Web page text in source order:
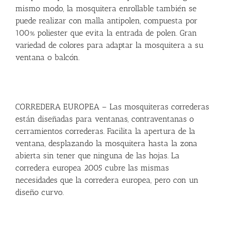
mismo modo, la mosquitera enrollable también se
puede realizar con malla antipolen, compuesta por
100% poliester que evita la entrada de polen. Gran
variedad de colores para adaptar la mosquitera a su
ventana o balcón.
CORREDERA EUROPEA – Las mosquiteras correderas
están diseñadas para ventanas, contraventanas o
cerramientos correderas. Facilita la apertura de la
ventana, desplazando la mosquitera hasta la zona
abierta sin tener que ninguna de las hojas. La
corredera europea 2005 cubre las mismas
necesidades que la corredera europea, pero con un
diseño curvo.